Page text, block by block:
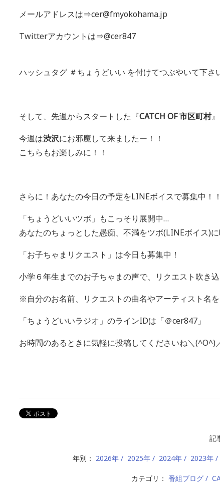
メールアドレスは⇒cer@fmyokohama.jp
Twitterアカウントは⇒@cer847
ハッシュタグ ＃ちょうどいい を付けてつぶやいて下さ
そして、先週からスタートした『CATCH OF 市区町村』
今週は渋沢にお邪魔して来ましたー！！
こちらもお楽しみに！！
さらに！あなたの今日の予定をLINEボイスで募集中！！
「ちょうどいいツボ」もこっそり展開中…
あなたのちょっとした愚痴、不満をツボ(LINEボイス)に
「お子ちゃまリクエスト」は今日も募集中！
小学６年生までのお子ちゃまの声で、リクエスト吹き込
※自分のお名前、リクエストの曲名やアーティスト名を
「ちょうどいいラジオ」のラインIDは「＠cer847」
お時間のあるときに気軽に投稿してくださいね＼(^O^)
記
年別： 2026年 2025年 2024年 2023年
カテゴリ： 番組ブログ